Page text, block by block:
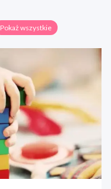
Pokaż wszystkie